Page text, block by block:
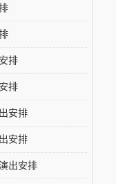
排
排
安排
安排
出安排